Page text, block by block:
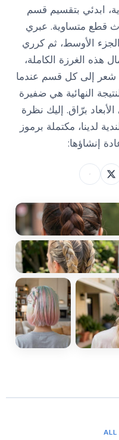
ابدئي بتقسيم قسم
قطع متساوية. عبري
الأوسط، ثم كرري
هذه الغرزة الكاملة،
شعر إلى كل قسم عندما
النهائية هي ضفيرة
برّاق. إليك نظرة
لدينا، مكتملة برموز
إنشاؤها:
ALL